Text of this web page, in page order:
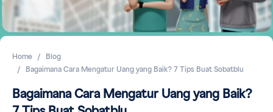
Home
Blog
Bagaimana Cara Mengatur Uang yang Baik? 7 Tips Buat Sobatblu
Bagaimana Cara Mengatur Uang yang Baik?